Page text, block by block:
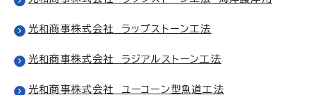
光和商事株式会社 ラップストーン工法
光和商事株式会社 ラジアルストーン工法
光和商事株式会社 ユーコーン型魚道工法